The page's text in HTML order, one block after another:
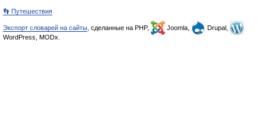
👣 Путешествия
Экспорт словарей на сайты , сделанные на PHP, Joomla,
Drupal,
WordPress, MODx.